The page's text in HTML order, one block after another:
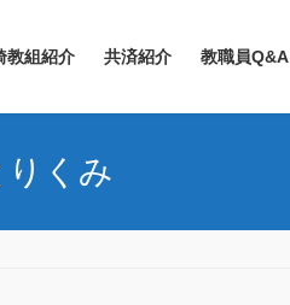
教組紹介 共済紹介 教職員Q&A
くみ